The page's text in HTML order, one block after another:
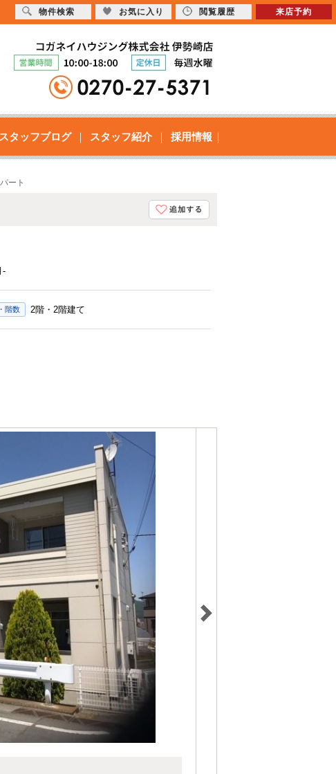
スタッフブログ スタッフ紹介 採用情報
ート
-
階数 2階・2階建て
物件検索 お気に入り 閲覧履歴 来店予約